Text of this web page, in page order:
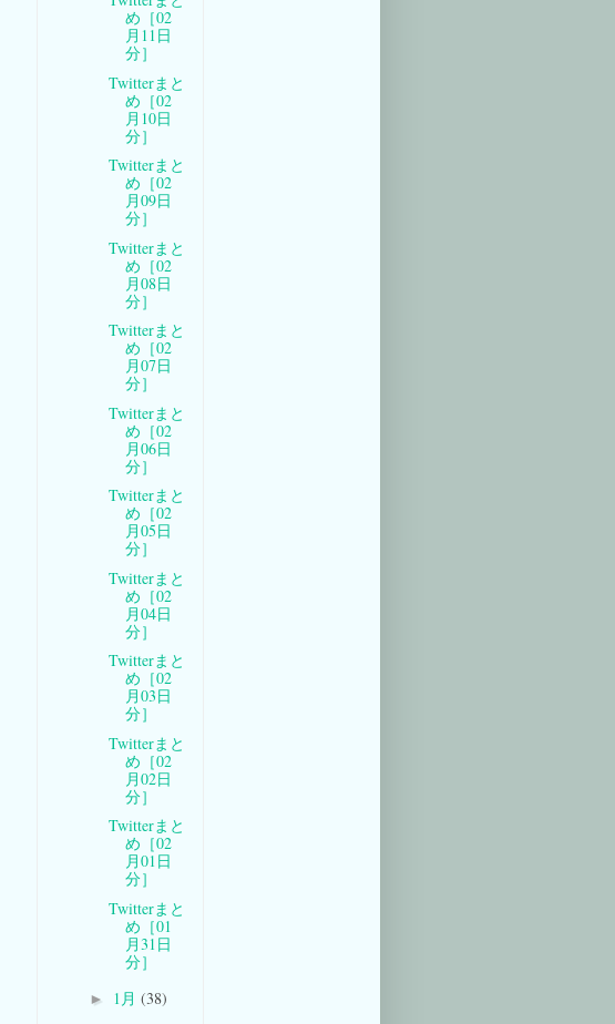
め［02
月11日
分］
Twitterまと
め［02
月10日
分］
Twitterまと
め［02
月09日
分］
Twitterまと
め［02
月08日
分］
Twitterまと
め［02
月07日
分］
Twitterまと
め［02
月06日
分］
Twitterまと
め［02
月05日
分］
Twitterまと
め［02
月04日
分］
Twitterまと
め［02
月03日
分］
Twitterまと
め［02
月02日
分］
Twitterまと
め［02
月01日
分］
Twitterまと
め［01
月31日
分］
► 1月 (38)